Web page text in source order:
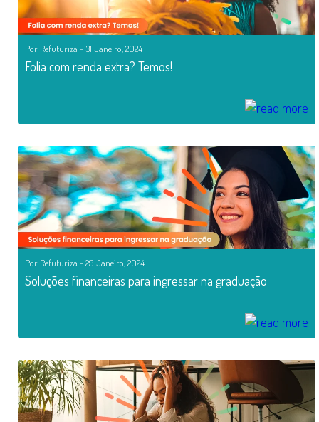
Por Refuturiza - 31 Janeiro, 2024
Folia com renda extra? Temos!
Por Refuturiza - 29 Janeiro, 2024
Soluções financeiras para ingressar na graduação